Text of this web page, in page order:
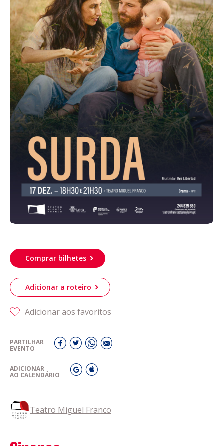
CULTURA
DESPORTO
Comprar bilhetes
Adicionar a roteiro
Adicionar aos favoritos
PARTILHAR
EVENTO
ADICIONAR
AO CALENDÁRIO
Teatro Miguel Franco